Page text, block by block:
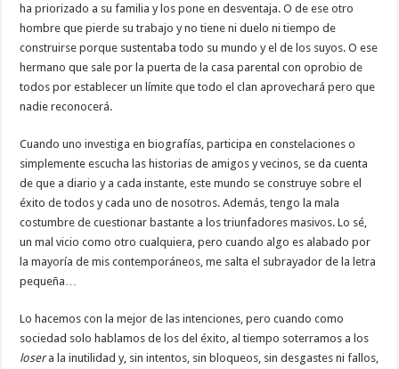
ha priorizado a su familia y los pone en desventaja. O de ese otro
hombre que pierde su trabajo y no tiene ni duelo ni tiempo de
construirse porque sustentaba todo su mundo y el de los suyos. O ese
hermano que sale por la puerta de la casa parental con oprobio de
todos por establecer un límite que todo el clan aprovechará pero que
nadie reconocerá.
Cuando uno investiga en biografías, participa en constelaciones o
simplemente escucha las historias de amigos y vecinos, se da cuenta
de que a diario y a cada instante, este mundo se construye sobre el
éxito de todos y cada uno de nosotros. Además, tengo la mala
costumbre de cuestionar bastante a los triunfadores masivos. Lo sé,
un mal vicio como otro cualquiera, pero cuando algo es alabado por
la mayoría de mis contemporáneos, me salta el subrayador de la letra
pequeña…
Lo hacemos con la mejor de las intenciones, pero cuando como
sociedad solo hablamos de los del éxito, al tiempo soterramos a los
losera la inutilidad y, sin intentos, sin bloqueos, sin desgastes ni fallos,